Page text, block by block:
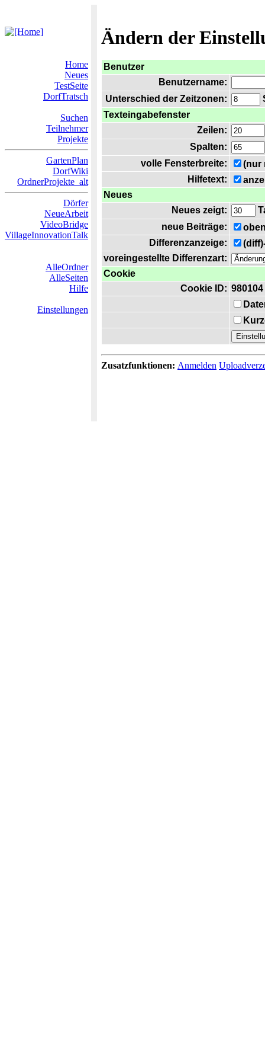
Ändern der
Home
Neues
TestSeite
DorfTratsch
Suchen
Teilnehmer
Projekte
GartenPlan
DorfWiki
OrdnerProjekte_alt
Dörfer
NeueArbeit
VideoBridge
VillageInnovationTalk
AlleOrdner
AlleSeiten
Hilfe
Einstellungen
Benutzer
Benutzername:
Unterschied der Zeitzonen:
Texteingabefenster
Zeilen:
Spalten:
volle Fensterbreite:
(nur
Hilfetext:
Neues
Neues zeigt:
neue Beiträge:
Differenzanzeige:
voreingestellte Differenzart:
Cookie
Cookie ID: 980104
Zusatzfunktionen: Anmelden